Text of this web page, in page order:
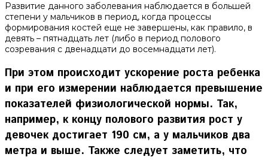
Развитие данного заболевания наблюдается в большей
степени у мальчиков в период, когда процессы
формирования костей еще не завершены, как правило, в
девять – пятнадцать лет (либо в период полового
созревания с двенадцати до восемнадцати лет).
При этом происходит ускорение роста ребенка
и при его измерении наблюдается превышение
показателей физиологической нормы. Так,
например, к концу полового развития рост у
девочек достигает 190 см, а у мальчиков два
метра и выше. Также следует заметить, что